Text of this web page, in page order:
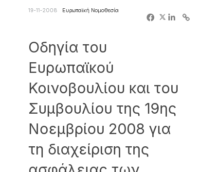
19-11-2008 Ευρωπαϊκή Νομοθεσία
Oδηγία του
Ευρωπαϊκού
Κοινοβουλίου και του
Συμβουλίου της 19ης
Νοεμβρίου 2008 για
τη διαχείριση της